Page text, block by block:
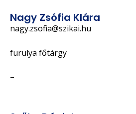
Nagy Zsófia Klára
nagy.zsofia@szikai.hu
furulya főtárgy
–